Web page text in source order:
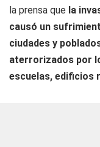
la prensa que la
causó un
ciudades y
aterrorizados por
escuelas, edificios